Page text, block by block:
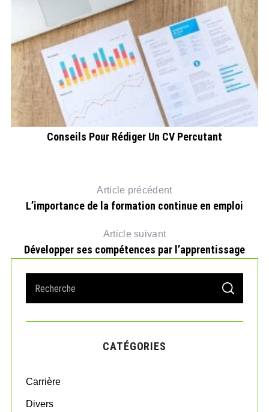
Conseils Pour Rédiger Un CV Percutant
Article précédent
L’importance de la formation continue en emploi
Article suivant
Développer ses compétences par l’apprentissage
a
r
o
:
S
A
C
CATÉGORIES
Carrière
Divers